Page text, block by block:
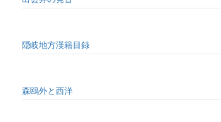
隠岐地方漢籍目録
森鴎外と西洋